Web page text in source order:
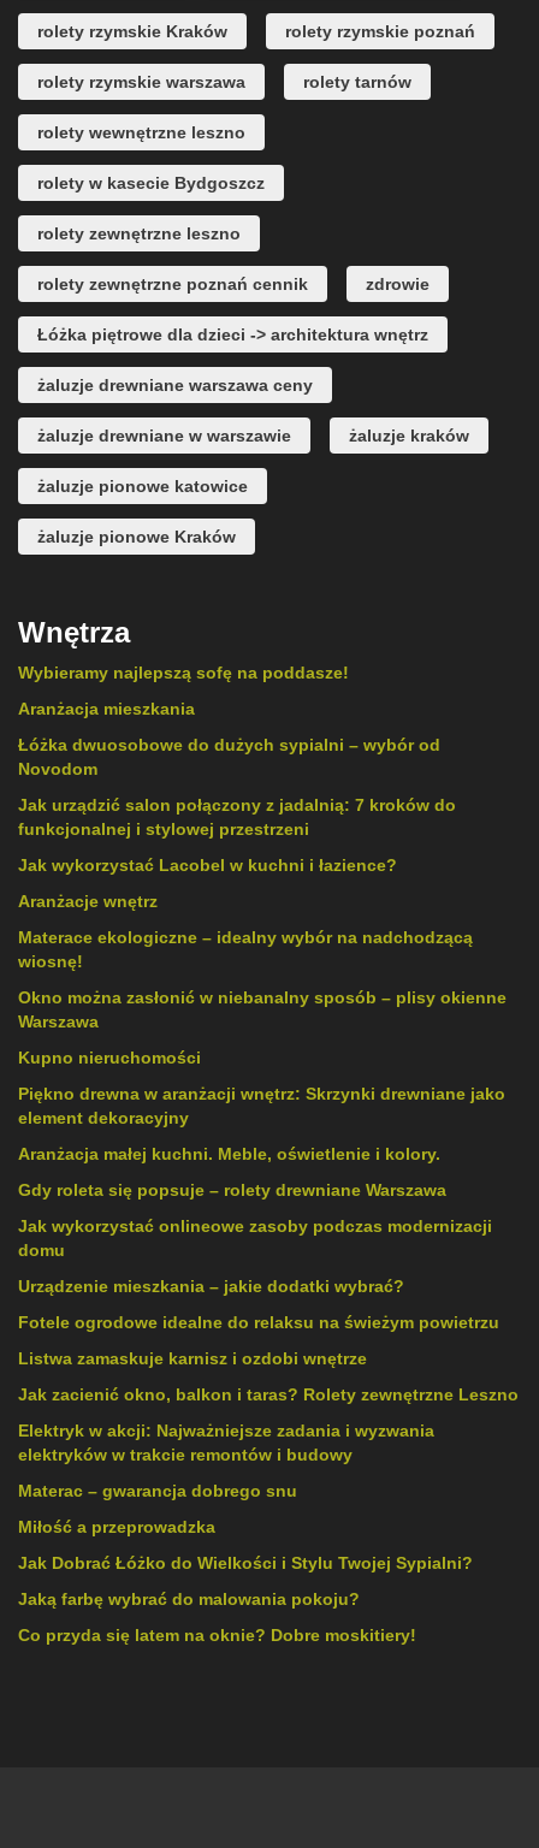
rolety rzymskie Kraków rolety rzymskie poznań
rolety rzymskie warszawa rolety tarnów
rolety wewnętrzne leszno
rolety w kasecie Bydgoszcz
rolety zewnętrzne leszno
rolety zewnętrzne poznań cennik zdrowie
Łóżka piętrowe dla dzieci -> architektura wnętrz
żaluzje drewniane warszawa ceny
żaluzje drewniane w warszawie żaluzje kraków
żaluzje pionowe katowice
żaluzje pionowe Kraków
Wnętrza
Wybieramy najlepszą sofę na poddasze!
Aranżacja mieszkania
Łóżka dwuosobowe do dużych sypialni – wybór od
Novodom
Jak urządzić salon połączony z jadalnią: 7 kroków do
funkcjonalnej i stylowej przestrzeni
Jak wykorzystać Lacobel w kuchni i łazience?
Aranżacje wnętrz
Materace ekologiczne – idealny wybór na nadchodzącą
wiosnę!
Okno można zasłonić w niebanalny sposób – plisy okienne
Warszawa
Kupno nieruchomości
Piękno drewna w aranżacji wnętrz: Skrzynki drewniane jako
element dekoracyjny
Aranżacja małej kuchni. Meble, oświetlenie i kolory.
Gdy roleta się popsuje – rolety drewniane Warszawa
Jak wykorzystać onlineowe zasoby podczas modernizacji
domu
Urządzenie mieszkania – jakie dodatki wybrać?
Fotele ogrodowe idealne do relaksu na świeżym powietrzu
Listwa zamaskuje karnisz i ozdobi wnętrze
Jak zacienić okno, balkon i taras? Rolety zewnętrzne Leszno
Elektryk w akcji: Najważniejsze zadania i wyzwania
elektryków w trakcie remontów i budowy
Materac – gwarancja dobrego snu
Miłość a przeprowadzka
Jak Dobrać Łóżko do Wielkości i Stylu Twojej Sypialni?
Jaką farbę wybrać do malowania pokoju?
Co przyda się latem na oknie? Dobre moskitiery!